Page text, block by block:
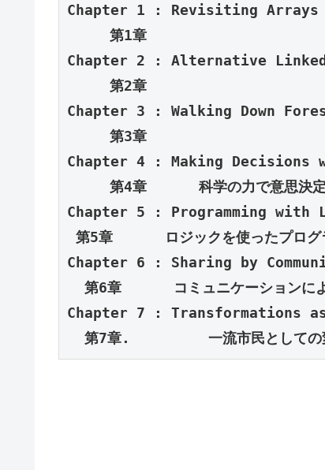
Chapter 1 : Revisiting Arrays
Chapter 2 : Alternative
Chapter 3 : Walking Down
Chapter 4 : Making
Chapter 5 : Programming with
Chapter 6 : Sharing by
Chapter 7 : Transformations
第7章.         一流市民としての